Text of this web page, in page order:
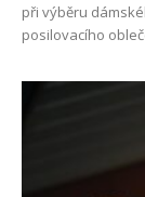
při výběru
posilovacího